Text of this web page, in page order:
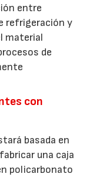
entre
refrigeración y
material
de
con
basada en
una caja
policarbonato